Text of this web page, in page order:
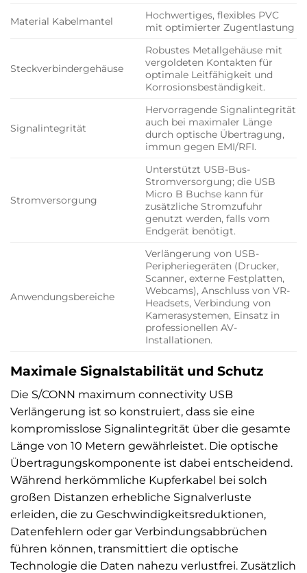
Material Kabelmantel
Hochwertiges, flexibles PVC
mit optimierter Zugentlastung
Steckverbindergehäuse
Robustes Metallgehäuse mit
vergoldeten Kontakten für
optimale Leitfähigkeit und
Korrosionsbeständigkeit.
Signalintegrität
Hervorragende Signalintegrität
auch bei maximaler Länge
durch optische Übertragung,
immun gegen EMI/RFI.
Stromversorgung
Unterstützt USB-Bus-
Stromversorgung; die USB
Micro B Buchse kann für
zusätzliche Stromzufuhr
genutzt werden, falls vom
Endgerät benötigt.
Anwendungsbereiche
Verlängerung von USB-
Peripheriegeräten (Drucker,
Scanner, externe Festplatten,
Webcams), Anschluss von VR-
Headsets, Verbindung von
Kamerasystemen, Einsatz in
professionellen AV-
Installationen.
Maximale Signalstabilität und Schutz
Die S/CONN maximum connectivity USB
Verlängerung ist so konstruiert, dass sie eine
kompromisslose Signalintegrität über die gesamte
Länge von 10 Metern gewährleistet. Die optische
Übertragungskomponente ist dabei entscheidend.
Während herkömmliche Kupferkabel bei solch
großen Distanzen erhebliche Signalverluste
erleiden, die zu Geschwindigkeitsreduktionen,
Datenfehlern oder gar Verbindungsabbrüchen
führen können, transmittiert die optische
Technologie die Daten nahezu verlustfrei. Zusätzlich